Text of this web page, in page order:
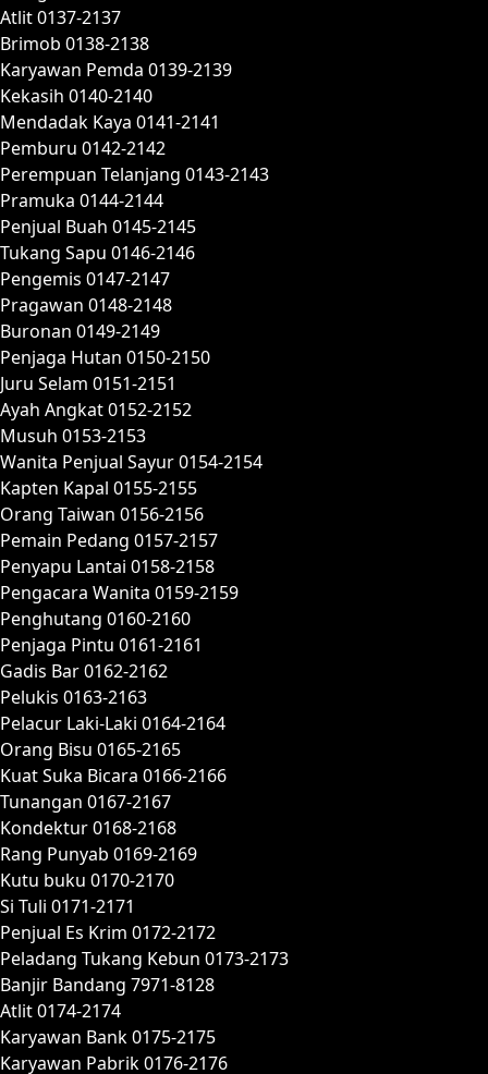
Atlit 0137-2137
Brimob 0138-2138
Karyawan Pemda 0139-2139
Kekasih 0140-2140
Mendadak Kaya 0141-2141
Pemburu 0142-2142
Perempuan Telanjang 0143-2143
Pramuka 0144-2144
Penjual Buah 0145-2145
Tukang Sapu 0146-2146
Pengemis 0147-2147
Pragawan 0148-2148
Buronan 0149-2149
Penjaga Hutan 0150-2150
Juru Selam 0151-2151
Ayah Angkat 0152-2152
Musuh 0153-2153
Wanita Penjual Sayur 0154-2154
Kapten Kapal 0155-2155
Orang Taiwan 0156-2156
Pemain Pedang 0157-2157
Penyapu Lantai 0158-2158
Pengacara Wanita 0159-2159
Penghutang 0160-2160
Penjaga Pintu 0161-2161
Gadis Bar 0162-2162
Pelukis 0163-2163
Pelacur Laki-Laki 0164-2164
Orang Bisu 0165-2165
Kuat Suka Bicara 0166-2166
Tunangan 0167-2167
Kondektur 0168-2168
Rang Punyab 0169-2169
Kutu buku 0170-2170
Si Tuli 0171-2171
Penjual Es Krim 0172-2172
Peladang Tukang Kebun 0173-2173
Banjir Bandang 7971-8128
Atlit 0174-2174
Karyawan Bank 0175-2175
Karyawan Pabrik 0176-2176